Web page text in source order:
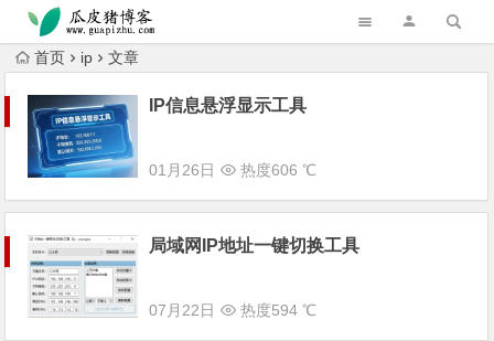
跳转到主内容
首页 ip 文章
IP信息悬浮显示工具
01月26日 热度606 ℃
局域网IP地址一键切换工具
07月22日 热度594 ℃